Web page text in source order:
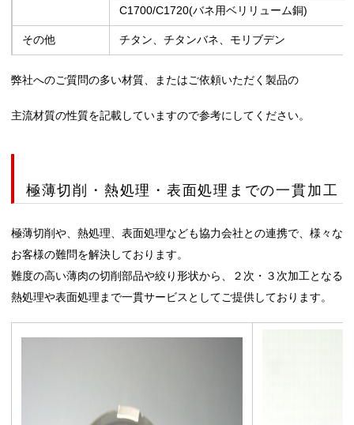
C1700/C1720(バネ用ベリリューム銅)
その他 チタン、チタンバネ、モリブデン
弊社へのご質問の多い材質、またはご依頼いただく製品の
主流材質の性質を記載していますので参考にしてください。
極薄切削・熱処理・表面処理までの一貫加工
極薄切削や、熱処理、表面処理なども協力会社との連携で、様々な
お客様の難問を解決しております。
難度の高い薄肉の切削部品や絞り形状から、２次・３次加工となる
熱処理や表面処理まで一貫サービスとしてご提供しております。